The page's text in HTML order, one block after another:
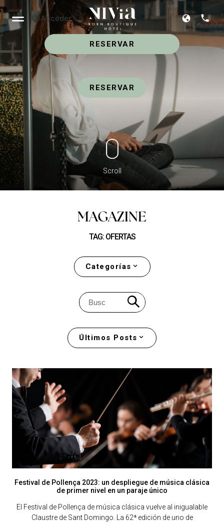
Acceder ES
RESERVAR
RESERVAR
Scroll
MAGAZINE
TAG: OFERTAS
Categorías
Últimos Posts
Festival de Pollença 2023: un despliegue de música clásica
de primer nivel en un paraje único
El Festival de Pollença de música clásica vuelve al inigualable
Claustre de Sant Domingo. La 62ª edición de uno de